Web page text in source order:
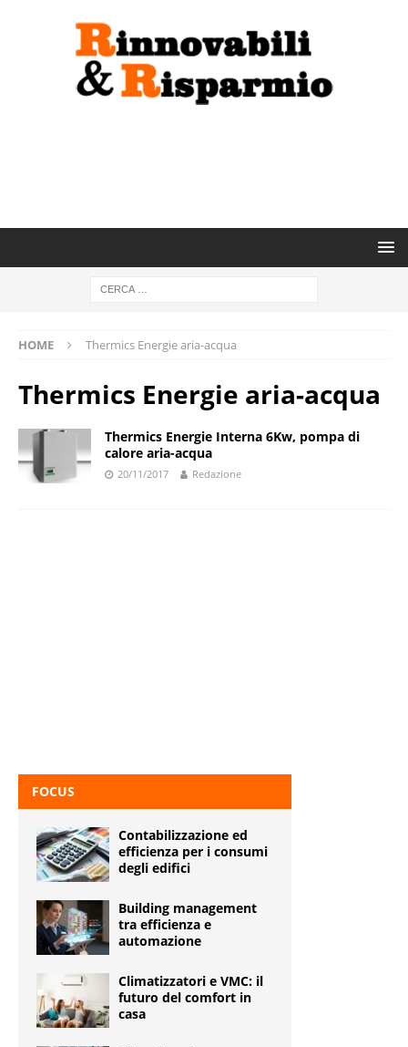
HOME Thermics Energie aria-acqua
Thermics Energie aria-acqua
Thermics Energie Interna 6Kw, pompa di
calore aria-acqua
20/11/2017 Redazione
FOCUS
Contabilizzazione ed
efficienza per i consumi
degli edifici
Building management
tra efficienza e
automazione
Climatizzatori e VMC: il
futuro del comfort in
casa